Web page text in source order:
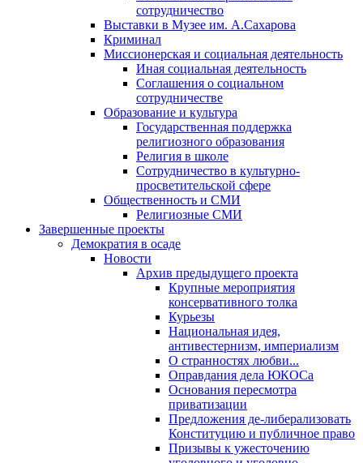
сотрудничество
Выставки в Музее им. А.Сахарова
Криминал
Миссионерская и социальная деятельность
Иная социальная деятельность
Соглашения о социальном
сотрудничестве
Образование и культура
Государственная поддержка
религиозного образования
Религия в школе
Сотрудничество в культурно-
просветительской сфере
Общественность и СМИ
Религиозные СМИ
Завершенные проекты
Демократия в осаде
Новости
Архив предыдущего проекта
Крупные мероприятия
консервативного толка
Курьезы
Национальная идея,
антивестернизм, империализм
О странностях любви...
Оправдания дела ЮКОСа
Основания пересмотра
приватизации
Предложения де-либерализовать
Конституцию и публичное право
Призывы к ужесточению